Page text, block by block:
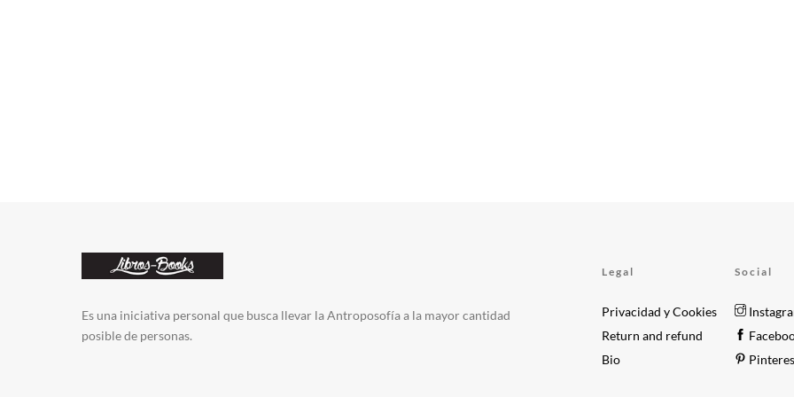
Es una iniciativa personal que busca llevar la Antroposofía a la mayor cantidad
posible de personas.
Legal
Privacidad y Cookies
Return and refund
Bio
Social